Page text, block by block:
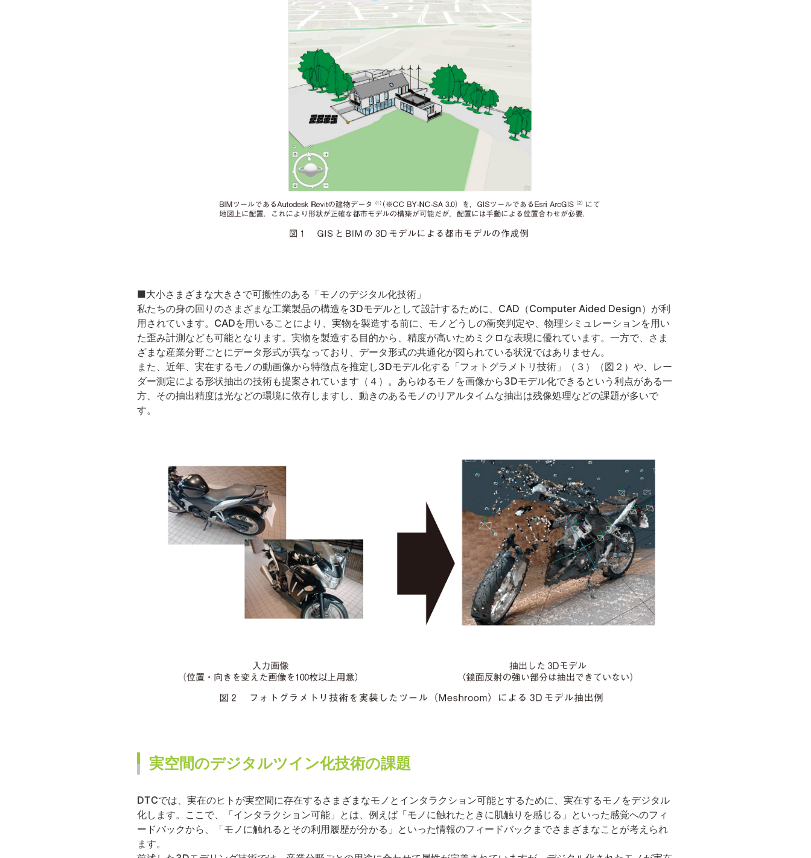
■大小さまざまな大きさで可搬性のある「モノのデジタル化技術」
私たちの身の回りのさまざまな工業製品の構造を3Dモデルとして設計するために、CAD（Computer Aided Design）が利
用されています。CADを用いることにより、実物を製造する前に、モノどうしの衝突判定や、物理シミュレーションを用い
た歪み計測なども可能となります。実物を製造する目的から、精度が高いためミクロな表現に優れています。一方で、さま
ざまな産業分野ごとにデータ形式が異なっており、データ形式の共通化が図られている状況ではありません。
また、近年、実在するモノの動画像から特徴点を推定し3Dモデル化する「フォトグラメトリ技術」（３）（図２）や、レー
ダー測定による形状抽出の技術も提案されています（４）。あらゆるモノを画像から3Dモデル化できるという利点がある一
方、その抽出精度は光などの環境に依存しますし、動きのあるモノのリアルタイムな抽出は残像処理などの課題が多いで
す。
実空間のデジタルツイン化技術の課題
DTCでは、実在のヒトが実空間に存在するさまざまなモノとインタラクション可能とするために、実在するモノをデジタル
化します。ここで、「インタラクション可能」とは、例えば「モノに触れたときに肌触りを感じる」といった感覚へのフィ
ードバックから、「モノに触れるとその利用履歴が分かる」といった情報のフィードバックまでさまざまなことが考えられ
ます。